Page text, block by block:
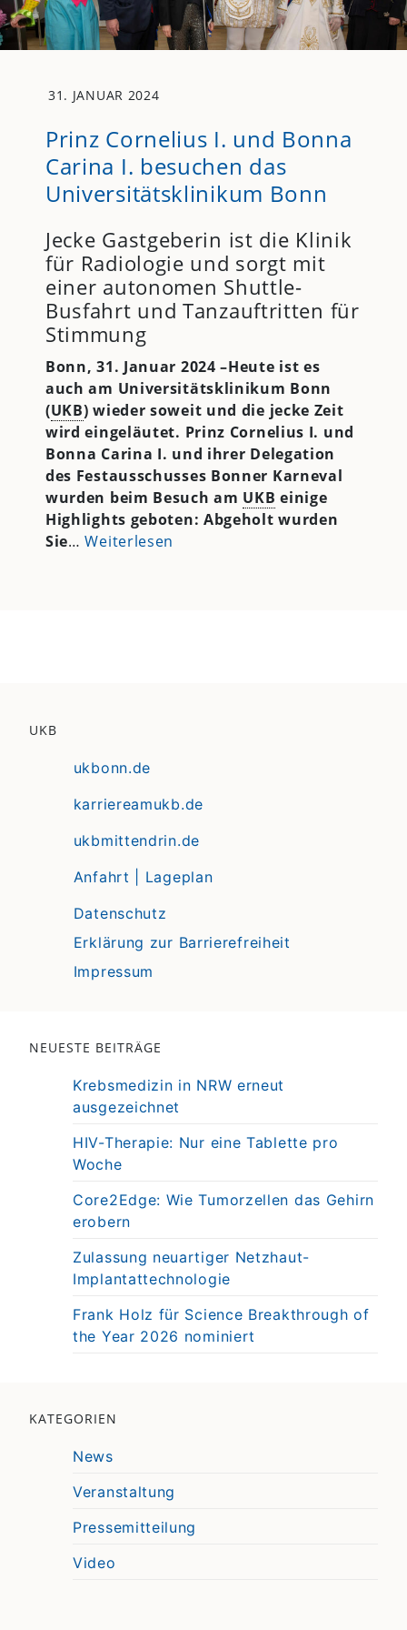
31. JANUAR 2024
Prinz Cornelius I. und Bonna
Carina I. besuchen das
Universitätsklinikum Bonn
Jecke Gastgeberin ist die Klinik
für Radiologie und sorgt mit
einer autonomen Shuttle-
Busfahrt und Tanzauftritten für
Stimmung
Bonn, 31. Januar 2024 –Heute ist es
auch am Universitätsklinikum Bonn
(UKB) wieder soweit und die jecke Zeit
wird eingeläutet. Prinz Cornelius I. und
Bonna Carina I. und ihrer Delegation
des Festausschusses Bonner Karneval
wurden beim Besuch am UKB einige
Highlights geboten: Abgeholt wurden
Sie…Weiterlesen
UKB
ukbonn.de
karriereamukb.de
ukbmittendrin.de
Anfahrt | Lageplan
Datenschutz
Erklärung zur Barrierefreiheit
Impressum
NEUESTE BEITRÄGE
Krebsmedizin in NRW erneut
ausgezeichnet
HIV-Therapie: Nur eine Tablette pro
Woche
Core2Edge: Wie Tumorzellen das Gehirn
erobern
Zulassung neuartiger Netzhaut-
Implantattechnologie
Frank Holz für Science Breakthrough of
the Year 2026 nominiert
KATEGORIEN
News
Veranstaltung
Pressemitteilung
Video